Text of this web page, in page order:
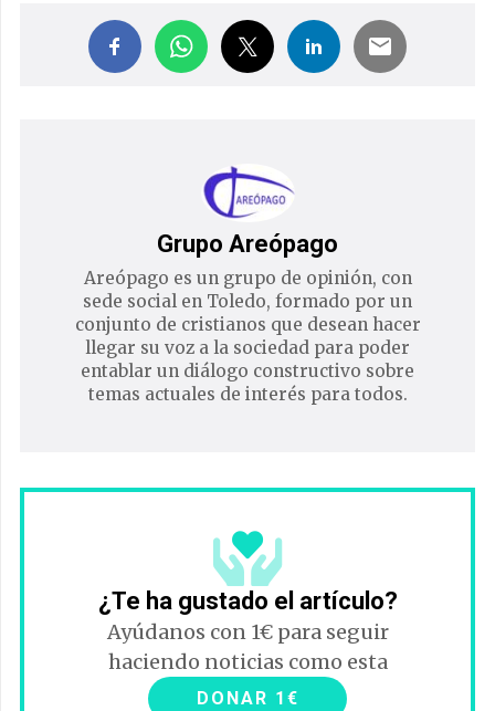
Grupo Areópago
Areópago es un grupo de opinión, con
sede social en Toledo, formado por un
conjunto de cristianos que desean hacer
llegar su voz a la sociedad para poder
entablar un diálogo constructivo sobre
temas actuales de interés para todos.
¿Te ha gustado el artículo?
Ayúdanos con 1€ para seguir
haciendo noticias como esta
DONAR 1€